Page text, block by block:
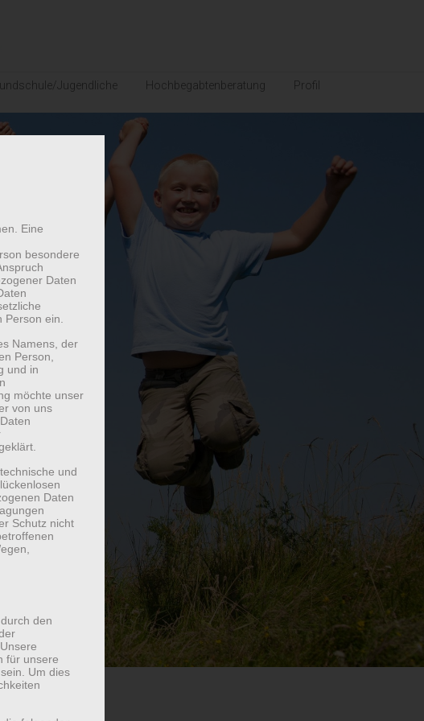
Jugendliche Hochbegabtenberatung
Profil
Eine
besondere
Daten
ein.
Namens, der
Person,
und in
möchte unser
von uns
und
Daten
Schutz nicht
den
für unsere
Um dies